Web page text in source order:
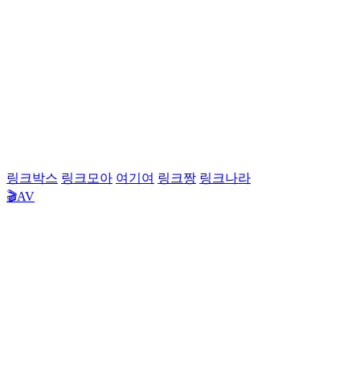
링크박스 링크모아 여기여 링크짱 링크나라
🎬AV